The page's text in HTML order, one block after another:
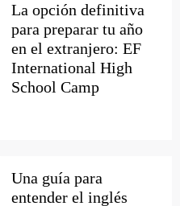
La opción definitiva
para preparar tu año
en el extranjero: EF
International High
School Camp
Una guía para
entender el inglés